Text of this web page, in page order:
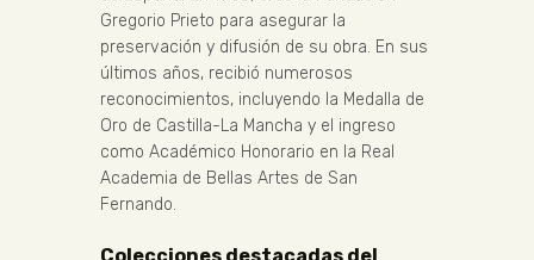
Gregorio Prieto para asegurar la
preservación y difusión de su obra. En sus
últimos años, recibió numerosos
reconocimientos, incluyendo la Medalla de
Oro de Castilla-La Mancha y el ingreso
como Académico Honorario en la Real
Academia de Bellas Artes de San
Fernando.